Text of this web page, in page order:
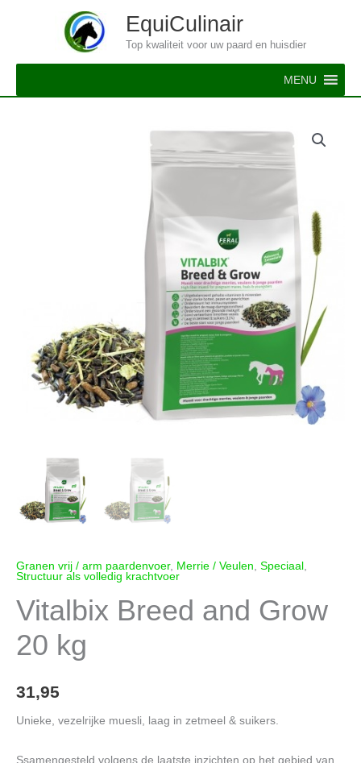
EquiCulinair
Top kwaliteit voor uw paard en huisdier
MENU
Granen vrij / arm paardenvoer, Merrie / Veulen, Speciaal ,
Structuur als volledig krachtvoer
Vitalbix Breed and Grow
20 kg
31,95
Unieke, vezelrijke muesli, laag in zetmeel & suikers.
Ssamengesteld volgens de laatste inzichten op het gebied van